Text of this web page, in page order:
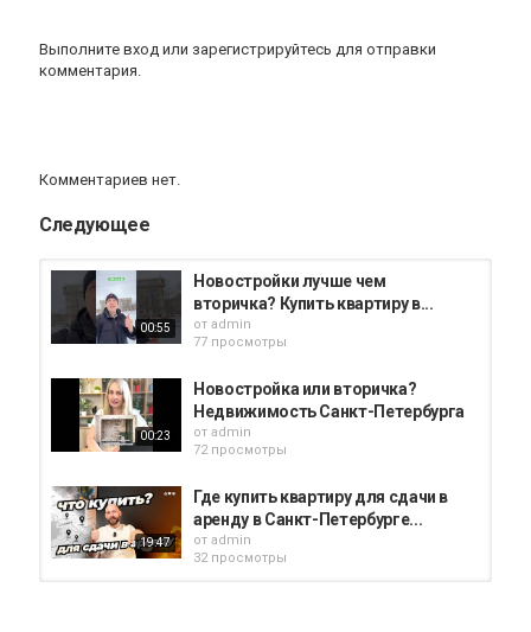
Выполните вход или зарегистрируйтесь для отправки
комментария.
Комментариев нет.
Следующее
00:55
Новостройки лучше чем
вторичка? Купить квартиру в...
от admin
77 просмотры
00:23
Новостройка или вторичка?
Недвижимость Санкт-Петербурга
от admin
72 просмотры
19:47
Где купить квартиру для сдачи в
аренду в Санкт-Петербурге...
от admin
32 просмотры